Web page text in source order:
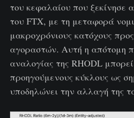
του κεφαλαίου που ξεκίνησε
του FTX, με τη μεταφορά
μακροχρόνιους κατόχους
αγοραστών. Αυτή η απότομη
αναλογίας της RHODL
προηγούμενους κύκλους ως
υποδηλώνει την αλλαγή της